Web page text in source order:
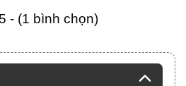
- (1 bình chọn)